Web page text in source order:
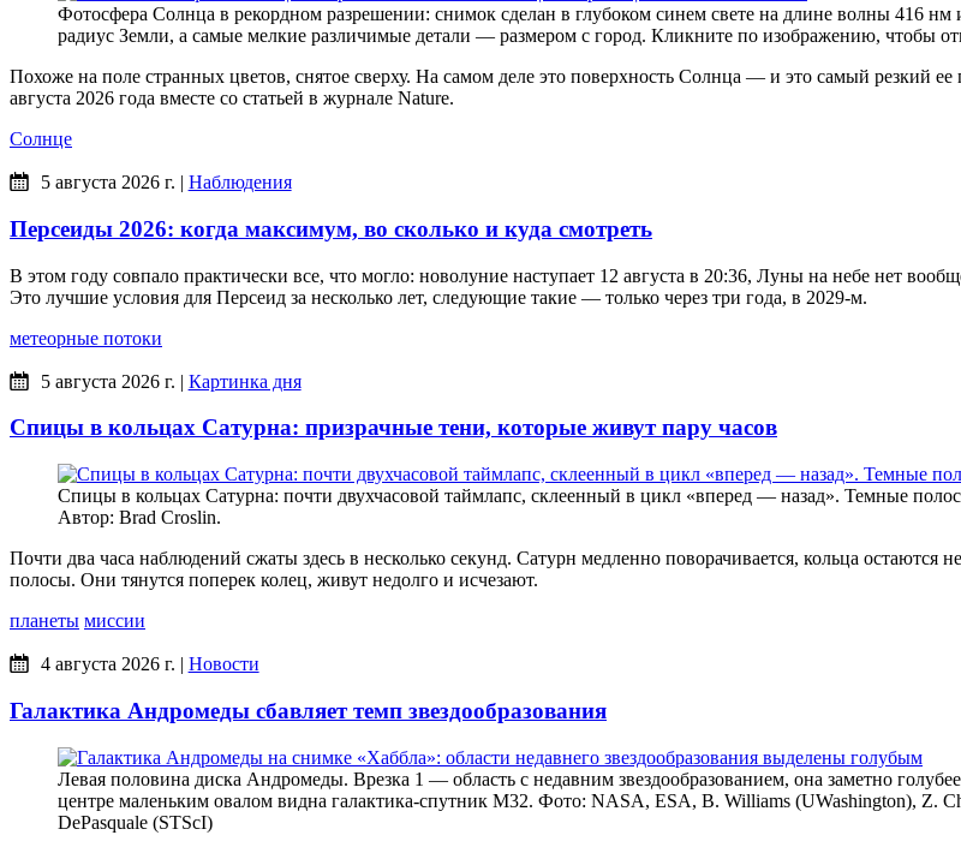
Фотосфера Солнца в рекордном разрешении: снимок сделан в глубоком синем свете на длине волны 416
радиус Земли, а самые мелкие различимые детали — размером с город. Кликните по изображению, чтобы
Похоже на поле странных цветов, снятое сверху. На самом деле это поверхность Солнца — и это самый резкий
августа 2026 года вместе со статьей в журнале Nature.
Солнце
5 августа 2026 г. | Наблюдения
Персеиды 2026: когда максимум, во сколько и куда смотреть
В этом году совпало практически все, что могло: новолуние наступает 12 августа в 20:36, Луны на небе нет
Это лучшие условия для Персеид за несколько лет, следующие такие — только через три года, в 2029-м.
метеорные потоки
5 августа 2026 г. | Картинка дня
Спицы в кольцах Сатурна: призрачные тени, которые живут пару часов
Спицы в кольцах Сатурна: почти двухчасовой таймлапс, склеенный в цикл «вперед — назад». Темные
Автор: Brad Croslin.
Почти два часа наблюдений сжаты здесь в несколько секунд. Сатурн медленно поворачивается, кольца
полосы. Они тянутся поперек колец, живут недолго и исчезают.
планеты миссии
4 августа 2026 г. | Новости
Галактика Андромеды сбавляет темп звездообразования
Левая половина диска Андромеды. Врезка 1 — область с недавним звездообразованием, она заметно
центре маленьким овалом видна галактика-спутник M32. Фото: NASA, ESA, B. Williams (UWashington), Z.
DePasquale (STScI)